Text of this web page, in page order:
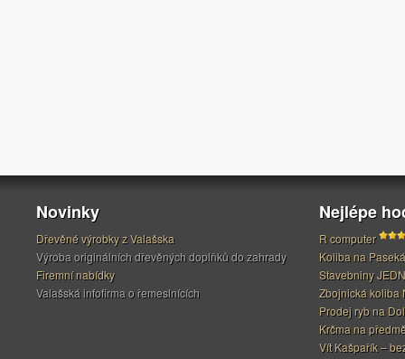
Novinky
Dřevěné výrobky z Valašska
Výroba originálních dřevěných doplňků do zahrady
Firemní nabídky
Valašská infofirma o řemeslnících
Nejlépe
R computer
Koliba na
Stavebniny
Zbojnická koliba
Prodej ryb na
Krčma na
Vít Kašpařík –